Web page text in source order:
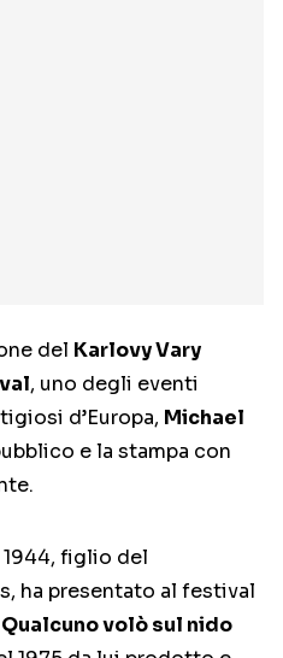
del Karlovy Vary
, uno degli eventi
d’Europa, Michael
e la stampa con
figlio del
ha presentato al festival
Qualcuno volò sul nido